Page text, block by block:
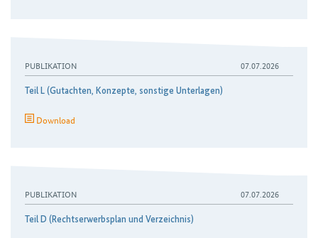
PUBLIKATION 07.07.2026
Teil L (Gutachten, Konzepte, sonstige Unterlagen)
Download
PUBLIKATION 07.07.2026
Teil D (Rechtserwerbsplan und Verzeichnis)